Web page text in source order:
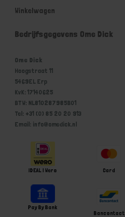
Winkelwagen
Bedrijfsgegevens Ome Dick
Ome Dick
Hoogstraat 11
5469EL Erp
KvK: 17140625
BTW: NL810287985B01
Tel: +31 (0) 85 20 20 913
Email: info@omedick.nl
iDEAL | Wero Card
Pay By Bank
Bancontact